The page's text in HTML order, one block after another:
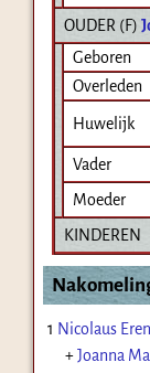
OUDER (F)
Geboren
Overleden
Huwelijk
Vader
Moeder
KINDEREN
1 Nicolaus
+Joanna